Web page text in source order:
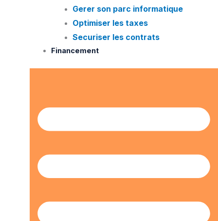
Gerer son parc informatique
Optimiser les taxes
Securiser les contrats
Financement